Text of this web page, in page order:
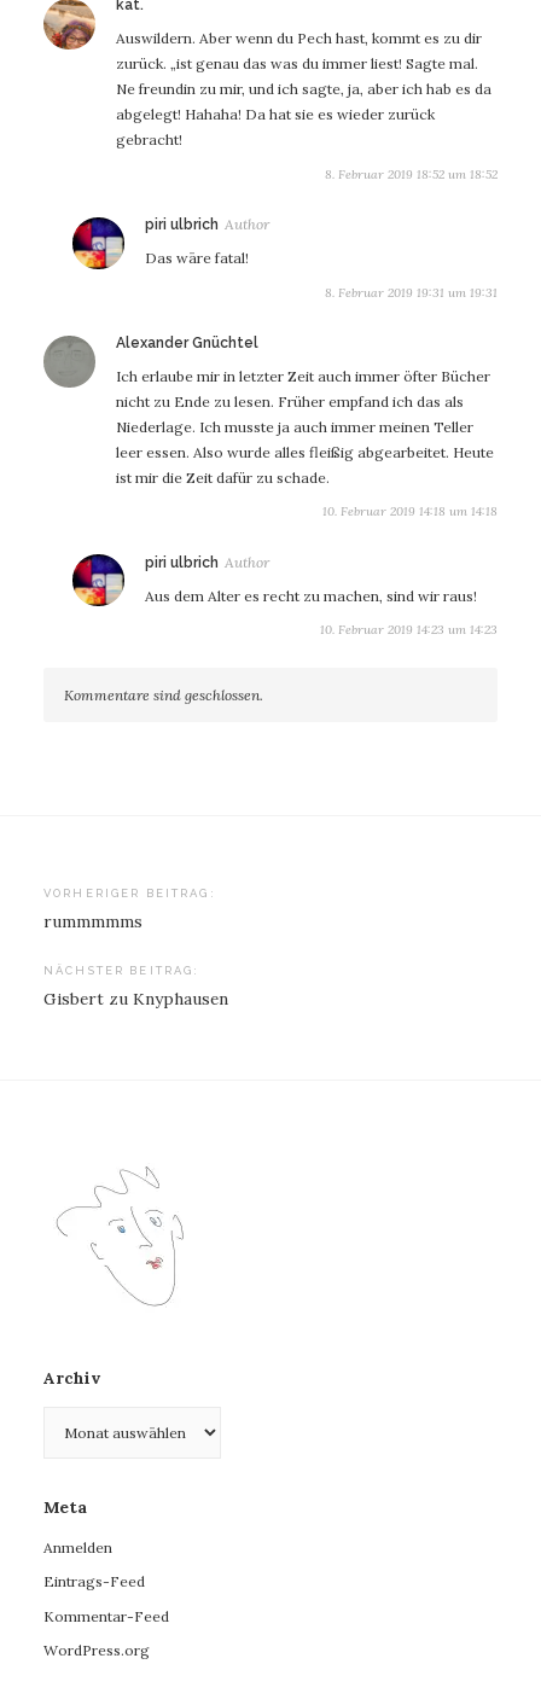
kat.
Auswildern. Aber wenn du Pech hast, kommt es zu dir
zurück. „ist genau das was du immer liest! Sagte mal.
Ne freundin zu mir, und ich sagte, ja, aber ich hab es da
abgelegt! Hahaha! Da hat sie es wieder zurück
gebracht!
8. Februar 2019 18:52 um 18:52
piri ulbrich sagt:
Das wäre fatal!
8. Februar 2019 19:31 um 19:31
Alexander Gnüchtel
Ich erlaube mir in letzter Zeit auch immer öfter Bücher
nicht zu Ende zu lesen. Früher empfand ich das als
Niederlage. Ich musste ja auch immer meinen Teller
leer essen. Also wurde alles fleißig abgearbeitet. Heute
ist mir die Zeit dafür zu schade.
10. Februar 2019 14:18 um 14:18
piri ulbrich sagt:
Aus dem Alter es recht zu machen, sind wir raus!
10. Februar 2019 14:23 um 14:23
Kommentare sind geschlossen.
Beitragsnavigation
VORHERIGER BEITRAG:
rummmmms
NÄCHSTER BEITRAG:
Gisbert zu Knyphausen
Archiv
Meta
Anmelden
Eintrags-Feed
Kommentar-Feed
WordPress.org